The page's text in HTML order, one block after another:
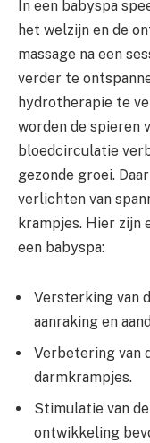
In een babyspa
het welzijn en de
massage na een
verder te
hydrotherapie te
worden de spieren
bloedcirculatie
gezonde groei.
verlichten van
krampjes. Hier zijn
een babyspa:
Versterking van
aanraking en
Verbetering van
darmkrampjes.
Stimulatie van
ontwikkeling